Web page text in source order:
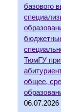
базового
ТюмГУ
общее,
06.07.2026